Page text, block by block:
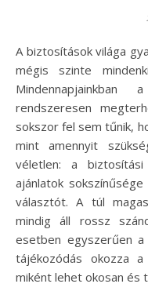
A biztosítások világa gyakran bonyolult és áttekinthetetlen,
mégis szinte
rendszeresen
sokszor fel sem tűnik,
mint amennyit
véletlen: a
ajánlatok
választót. A túl
mindig áll rossz
esetben egyszerűen
tájékozódás okozza
miként lehet okosan és